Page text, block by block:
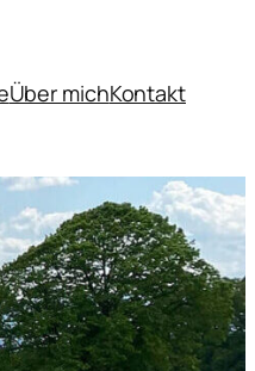
Über michKontakt